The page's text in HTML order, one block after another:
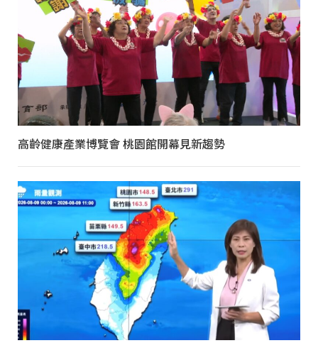
高齡健康產業博覽會 桃園館開幕見新趨勢